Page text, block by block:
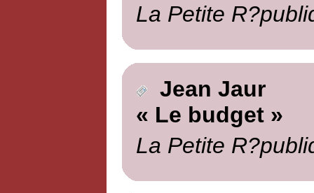
La Petite
Jean Jaur
« Le budget »
La Petite